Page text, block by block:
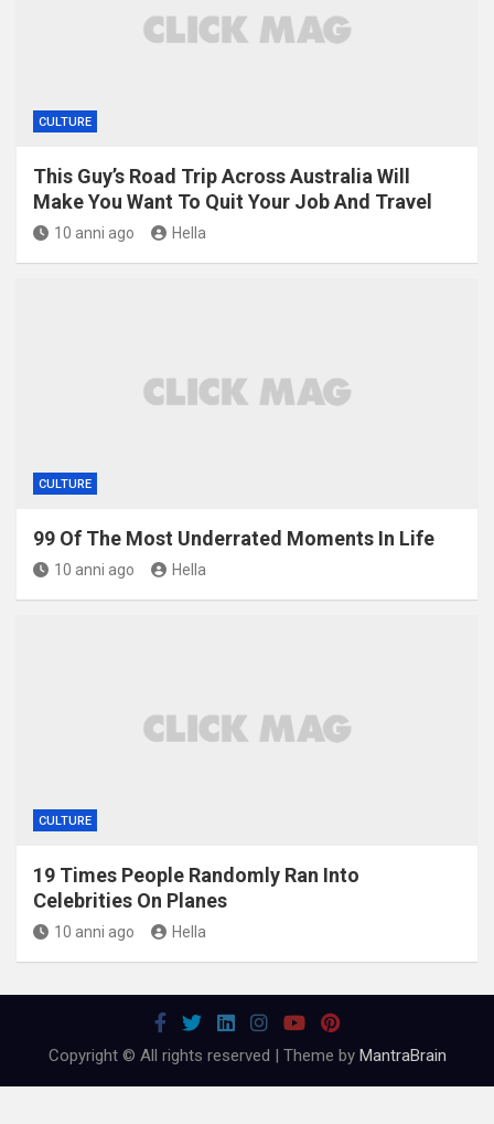
CULTURE
This Guy’s Road Trip Across Australia Will
Make You Want To Quit Your Job And Travel
10 anni ago Hella
CULTURE
99 Of The Most Underrated Moments In Life
10 anni ago Hella
CULTURE
19 Times People Randomly Ran Into
Celebrities On Planes
10 anni ago Hella
Copyright © All rights reserved | Theme by MantraBrain